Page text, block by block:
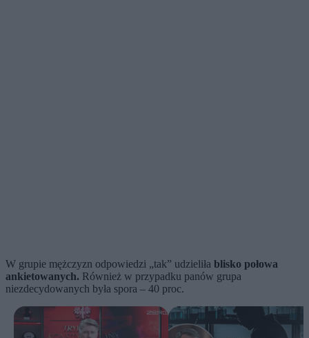
W grupie mężczyzn odpowiedzi „tak” udzieliła blisko połowa
ankietowanych. Również w przypadku panów grupa
niezdecydowanych była spora – 40 proc.